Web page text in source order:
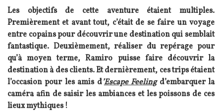
Les objectifs de cette aventure étaient multiples.
Premièrement et avant tout, c’était de se faire un voyage
entre copains pour découvrir une destination qui semblait
fantastique. Deuxièmement, réaliser du repérage pour
qu’à moyen terme, Ramiro puisse faire découvrir la
destination à des clients. Et dernièrement, ces trips étaient
l’occasion pour les amis d’Escape Feelingd’embarquer la
caméra afin de saisir les ambiances et les poissons de ces
lieux mythiques !